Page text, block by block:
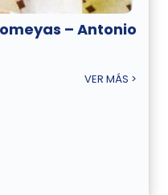
– Antonio
VER MÁS >